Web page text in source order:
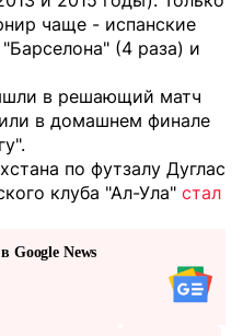
чаще - испанские
(4 раза) и
в решающий матч
в домашнем финале
по футзалу Дуглас
клуба "Ал-Ула" стал
Google News